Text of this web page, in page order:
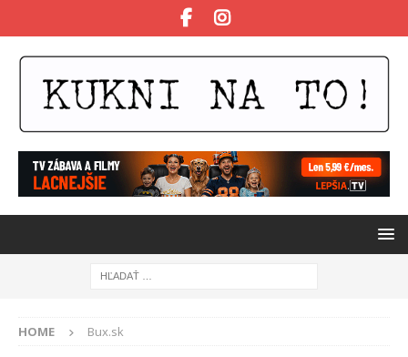
HOME Bux.sk